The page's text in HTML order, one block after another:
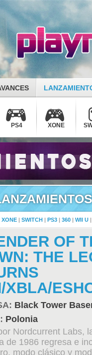
PS4 XONE
XONE | SWITCH | PS3 | 360 | WII U
OF
THE
XBLA/
Black Tower
Polonia
Nordcurrent Labs,
de 1986 regresa e
modo clásico y